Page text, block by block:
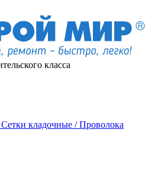
класса
кладочные / Проволока